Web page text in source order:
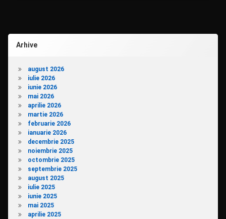
Arhive
august 2026
iulie 2026
iunie 2026
mai 2026
aprilie 2026
martie 2026
februarie 2026
ianuarie 2026
decembrie 2025
noiembrie 2025
octombrie 2025
septembrie 2025
august 2025
iulie 2025
iunie 2025
mai 2025
aprilie 2025